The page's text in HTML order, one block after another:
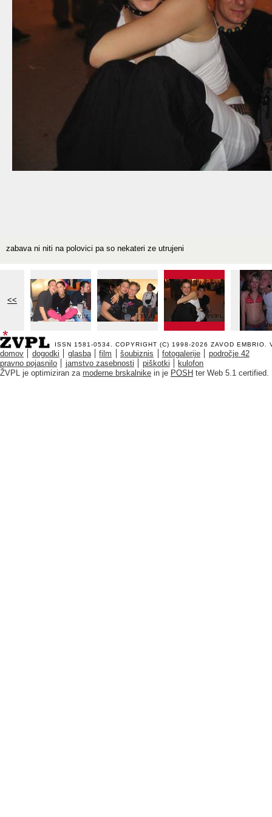
zabava ni niti na polovici pa so nekateri ze utrujeni
<<
ISSN 1581-0534. COPYRIGHT (C) 1998-2026 ZAVOD EMBRIO .
domov dogodki glasba film šoubiznis fotogalerije
področje 42
pravno pojasnilo
jamstvo zasebnosti piškotki
kulofon
ŽVPL je optimiziran za moderne brskalnike in je POSH ter Web 5.1 certified.